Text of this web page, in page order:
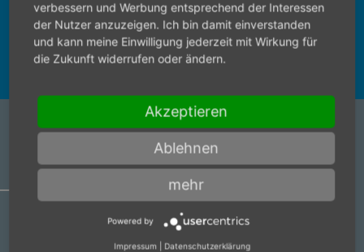
ARTIKELZUBEHÖR
Anti Vibrations-Handschuh
verbessern und Werbung entsprechend der Interessen
der Nutzer anzuzeigen. Ich bin damit einverstanden
und kann meine Einwilligung jederzeit mit Wirkung für
die Zukunft widerrufen oder ändern.
Akzeptieren
Ablehnen
mehr
Powered by
Impressum Datenschutzerklärung